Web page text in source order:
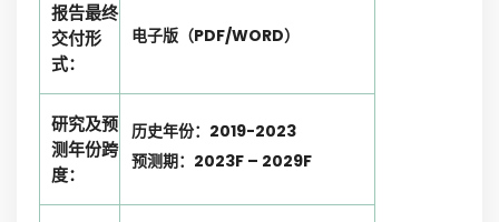
报告最终
交付形
式：
电子版（PDF/WORD）
研究及预
测年份跨
度：
历史年份：2019-2023
预测期：2023F – 2029F